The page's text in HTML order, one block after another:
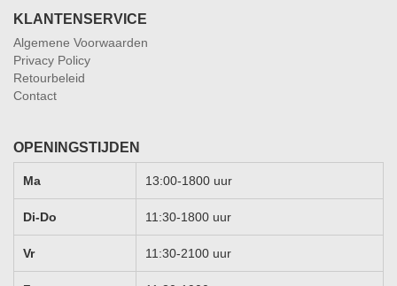
KLANTENSERVICE
Algemene Voorwaarden
Privacy Policy
Retourbeleid
Contact
OPENINGSTIJDEN
Ma 13:00-1800 uur
Di-Do 11:30-1800 uur
Vr 11:30-2100 uur